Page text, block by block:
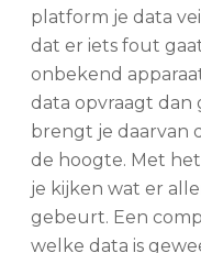
platform je data
dat er iets fout
onbekend
data opvraagt dan
brengt je daarvan
de hoogte. Met
je kijken wat er
gebeurt. Een
welke data is